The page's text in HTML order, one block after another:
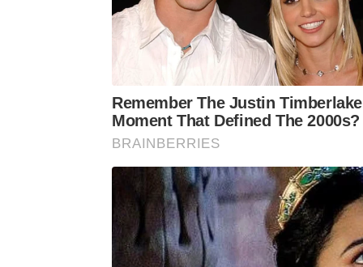
Remember The Justin Timberlake
Moment That Defined The 2000s?
BRAINBERRIES